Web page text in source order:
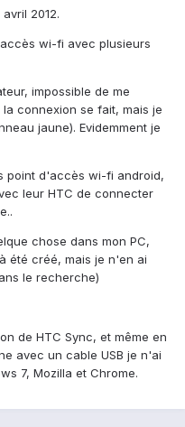
2012.
wi-fi avec plusieurs
impossible de me
connexion se fait, mais je
jaune). Evidemment je
point d'accès wi-fi android,
leur HTC de connecter
chose dans mon PC,
été créé, mais je n'en ai
le recherche)
de HTC Sync, et même en
avec un cable USB je n'ai
7, Mozilla et Chrome.